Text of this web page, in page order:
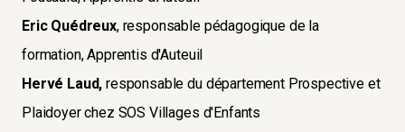
Eric Quédreux, responsable pédagogique de la
formation, Apprentis d'Auteuil
Hervé Laud,responsable du département Prospective et
Plaidoyer chez SOS Villages d'Enfants